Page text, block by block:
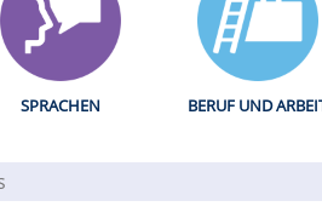
SPRACHEN BERUF UND